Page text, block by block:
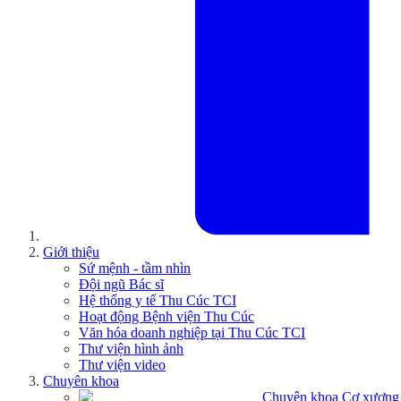
Giới thiệu
Sứ mệnh - tầm nhìn
Đội ngũ Bác sĩ
Hệ thống y tế Thu Cúc TCI
Hoạt động Bệnh viện Thu Cúc
Văn hóa doanh nghiệp tại Thu Cúc TCI
Thư viện hình ảnh
Thư viện video
Chuyên khoa
Chuyên khoa Cơ